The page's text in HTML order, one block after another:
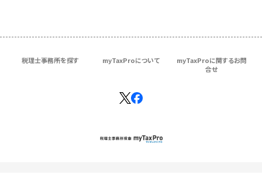
税理士事務所を探す myTaxProについて
myTaxProに関するお問
合せ